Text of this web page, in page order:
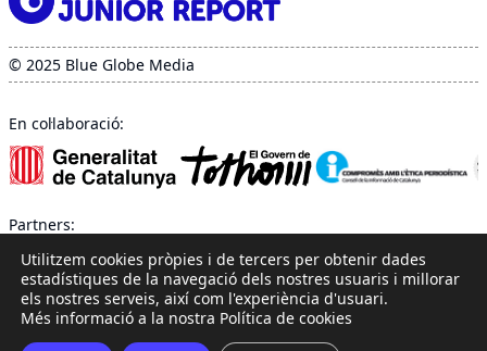
© 2025 Blue Globe Media
En col·laboració:
Partners:
Utilitzem cookies pròpies i de tercers per obtenir dades
estadístiques de la navegació dels nostres usuaris i millorar
els nostres serveis, així com l'experiència d'usuari.
Més informació a la nostra Política de cookies